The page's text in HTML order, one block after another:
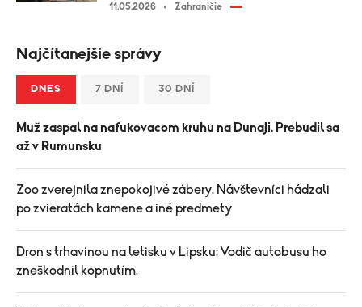
11.05.2026 Zahraničie
Najčítanejšie správy
DNES 7 DNÍ 30 DNÍ
Muž zaspal na nafukovacom kruhu na Dunaji. Prebudil sa
až v Rumunsku
Zoo zverejnila znepokojivé zábery. Návštevníci hádzali
po zvieratách kamene a iné predmety
Dron s trhavinou na letisku v Lipsku: Vodič autobusu ho
zneškodnil kopnutím.